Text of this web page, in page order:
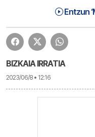
Entzun
Mezea (23-
BIZKAIA IRRATIA
2023/06/8 • 12:16